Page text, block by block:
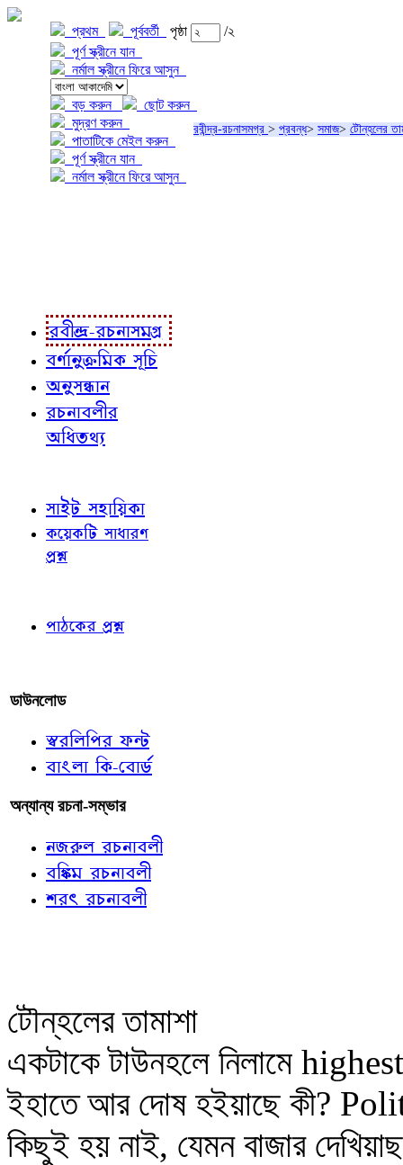
প্রথম পূর্ববর্তী পৃষ্ঠা
/২
পূর্ণ স্ক্রীনে যান
নর্মাল স্ক্রীনে ফিরে আসুন
বড় করুন
ছোট করুন
মুদ্রণ করুন
পাতাটিকে মেইল করুন
পূর্ণ স্ক্রীনে যান
নর্মাল স্ক্রীনে ফিরে আসুন
রবীন্দ্র-রচনাসমগ্র > প্রবন্ধ> সমাজ> টৌন্‌হলের
রবীন্দ্র-রচনাসমগ্র
বর্ণানুক্রমিক সূচি
অনুসন্ধান
রচনাবলীর
অধিতথ্য
সাইট সহায়িকা
কয়েকটি সাধারণ
প্রশ্ন
পাঠকের প্রশ্ন
ডাউনলোড
স্বরলিপির ফন্ট
বাংলা কি-বোর্ড
অন্যান্য রচনা-সম্ভার
নজরুল রচনাবলী
বঙ্কিম রচনাবলী
শরৎ রচনাবলী
টৌন্‌হলের তামাশা
একটাকে টাউনহলে নিলামে
ইহাতে আর দোষ হইয়াছে কী?
কিছুই হয় নাই, যেমন বাজার